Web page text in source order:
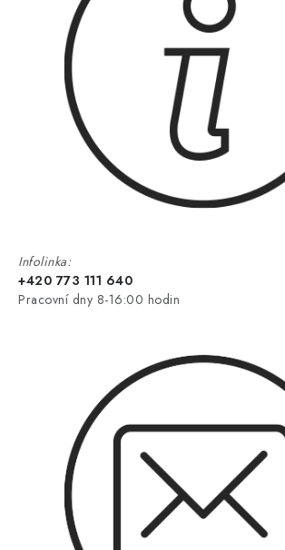
Infolinka:
+420 773 111 640
Pracovní dny 8-16:00 hodin